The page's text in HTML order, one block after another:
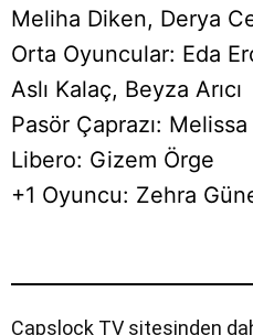
Meliha Diken, Derya
Orta Oyuncular: Eda
Aslı Kalaç, Beyza Arıcı
Pasör Çaprazı:
Libero: Gizem Örge
+1 Oyuncu: Zehra
Capslock TV sitesinden